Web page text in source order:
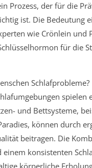
Prozess, der für die
ist. Die Bedeutung
wie Crönlein und
für die
spielen
und Bettsysteme,
können durch
beitragen. Die
konsistenten